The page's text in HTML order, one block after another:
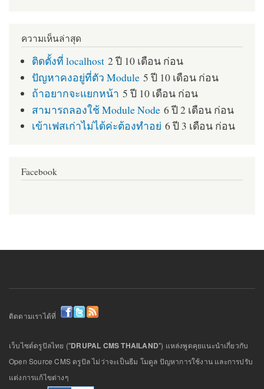
ความเห็นล่าสุด
ติดตั้งที่ localhost 2 ปี 10 เดือน ก่อน
ปัญหาคงอยู่ที่ตัว Module 5 ปี 10 เดือน ก่อน
ถ้าอยากจะแยกหน้า 5 ปี 10 เดือน ก่อน
สามารถลองใช้ Module Node 6 ปี 2 เดือน ก่อน
เข้าเฟสเก่าไม่ได้ค่ะต้องทำอย่ 6 ปี 3 เดือน ก่อน
Facebook
ติดตามเราได้ที่
เว็บไซต์ดรูปัลไทย ("DRUPAL CMS THAILAND") แหล่งพูดคุยแนะนำเกี่ยวกับ
Open Source CMS ดรูปัล ไม่ว่าจะเป็นธีม โมดูล ปัญหาการใช้งาน และการปรับ
แต่งการแก้ไขต่างๆ